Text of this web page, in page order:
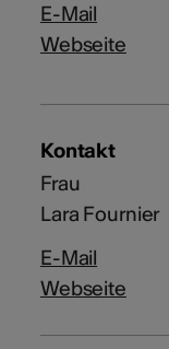
E-Mail
Webseite
Kontakt
Frau
Lara Fournier
E-Mail
Webseite